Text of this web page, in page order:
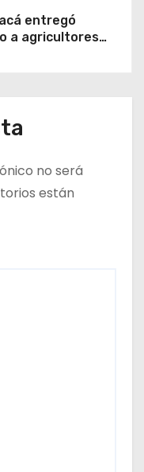
entregó
a agricultores
mosca de la
no será
están